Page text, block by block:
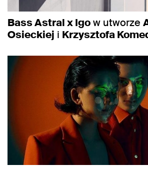
Bass Astral x Igow utworze
Osieckiej i Krzysztofa